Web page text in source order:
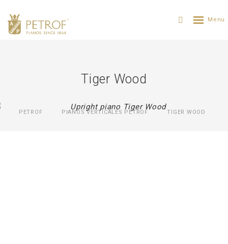
Tiger Wood
PETROF PIANOS VERTICALES PETROF TIGER WOOD